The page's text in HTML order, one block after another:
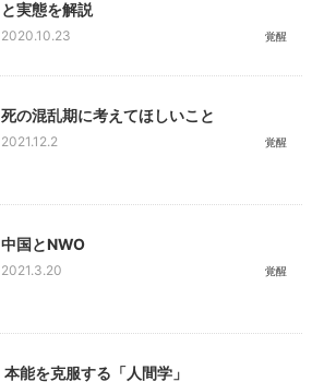
と実態を解説
2020.10.23 覚醒
死の混乱期に考えてほしいこと
2021.12.2 覚醒
中国とNWO
2021.3.20 覚醒
本能を克服する「人間学」